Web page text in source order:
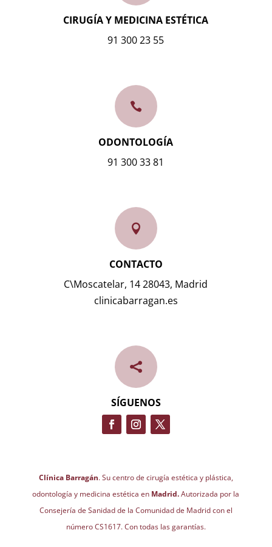
CIRUGÍA Y MEDICINA ESTÉTICA
91 300 23 55

ODONTOLOGÍA
91 300 33 81

CONTACTO
C\Moscatelar, 14 28043, Madrid
clinicabarragan.es

SÍGUENOS
Clínica Barragán. Su centro de cirugía estética y plástica,
odontología y medicina estética en Madrid.Autorizada por la
Consejería de Sanidad de la Comunidad de Madrid con el
número CS1617. Con todas las garantías.